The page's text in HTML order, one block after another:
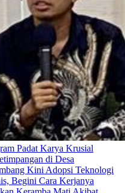
Padat Karya Krusial
di Desa
Kini Adopsi Teknologi
Begini Cara Kerjanya